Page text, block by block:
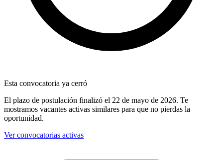
Esta convocatoria ya cerró
El plazo de postulación finalizó el 22 de mayo de 2026. Te
mostramos vacantes activas similares para que no pierdas la
oportunidad.
Ver convocatorias activas